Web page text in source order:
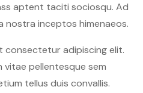
aptent taciti sociosqu. Ad
inceptos himenaeos.
consectetur adipiscing elit.
vitae pellentesque sem
tellus duis convallis.